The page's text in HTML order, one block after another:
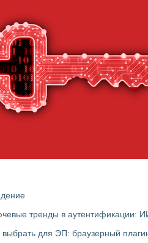
тренды в аутентификации:
выбрать для ЭП: браузерный